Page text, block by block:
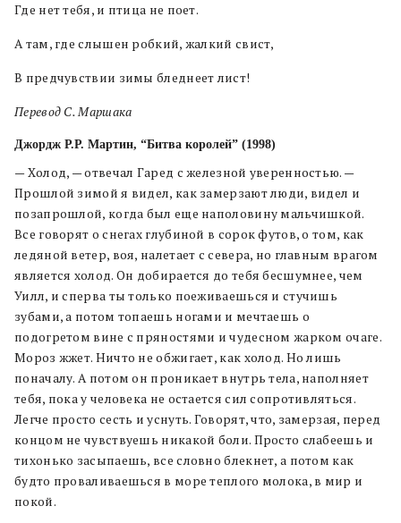
Где нет тебя, и птица не поет.
А там, где слышен робкий, жалкий свист,
В предчувствии зимы бледнеет лист!
Перевод С. Маршака
Джордж Р.Р. Мартин, “Битва королей” (1998)
— Холод, — отвечал Гаред с железной уверенностью. —
Прошлой зимой я видел, как замерзают люди, видел и
позапрошлой, когда был еще наполовину мальчишкой.
Все говорят о снегах глубиной в сорок футов, о том, как
ледяной ветер, воя, налетает с севера, но главным врагом
является холод. Он добирается до тебя бесшумнее, чем
Уилл, и сперва ты только поеживаешься и стучишь
зубами, а потом топаешь ногами и мечтаешь о
подогретом вине с пряностями и чудесном жарком очаге.
Мороз жжет. Ничто не обжигает, как холод. Но лишь
поначалу. А потом он проникает внутрь тела, наполняет
тебя, пока у человека не остается сил сопротивляться.
Легче просто сесть и уснуть. Говорят, что, замерзая, перед
концом не чувствуешь никакой боли. Просто слабеешь и
тихонько засыпаешь, все словно блекнет, а потом как
будто проваливаешься в море теплого молока, в мир и
покой.